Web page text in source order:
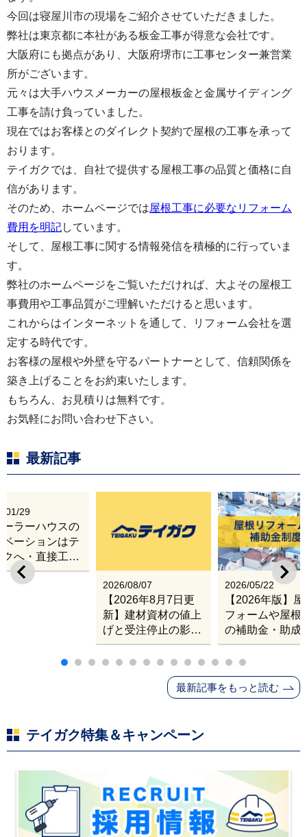
今回は寝屋川市の現場をご紹介させていただきました。
弊社は東京都に本社がある板金工事が得意な会社です。
大阪府にも拠点があり、大阪府堺市に工事センター兼営業
所がございます。
元々は大手ハウスメーカーの屋根板金と金属サイディング
工事を請け負っていました。
現在ではお客様とのダイレクト契約で屋根の工事を承って
おります。
テイガクでは、自社で提供する屋根工事の品質と価格に自
信があります。
そのため、ホームページでは屋根工事に必要なリフォーム
費用を明記しています。
そして、屋根工事に関する情報発信を積極的に行っていま
す。
弊社のホームページをご覧いただければ、大よその屋根工
事費用や工事品質がご理解いただけると思います。
これからはインターネットを通して、リフォーム会社を選
定する時代です。
お客様の屋根や外壁を守るパートナーとして、信頼関係を
築き上げることをお約束いたします。
もちろん、お見積りは無料です。
お気軽にお問い合わせ下さい。
最新記事
2026/08/07
【2026年8月7日更
新】建材資材の値上
げと受注停止の影響
｜塗料・屋根材・シ
ンナー・断熱材・ル
ーフィングの値上げ
と材料入手困難・出
2026/05/22
【2026年版】
フォームや屋根
の補助金・助成
業
01/29
ーラーハウスの
ベーションはテ
クへ・直接工事
張改修サービス
最新記事をもっと読む
テイガク特集＆キャンペーン